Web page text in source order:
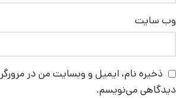
وب‌ سایت
ذخیره نام، ایمیل و وبسایت من در مرورگر
دیدگاهی می‌نویسم.